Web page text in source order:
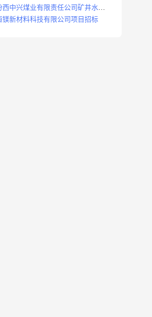
西中兴煤业有限责任公司矿井水处
级改造项目招标
镁新材料科技有限公司项目招标